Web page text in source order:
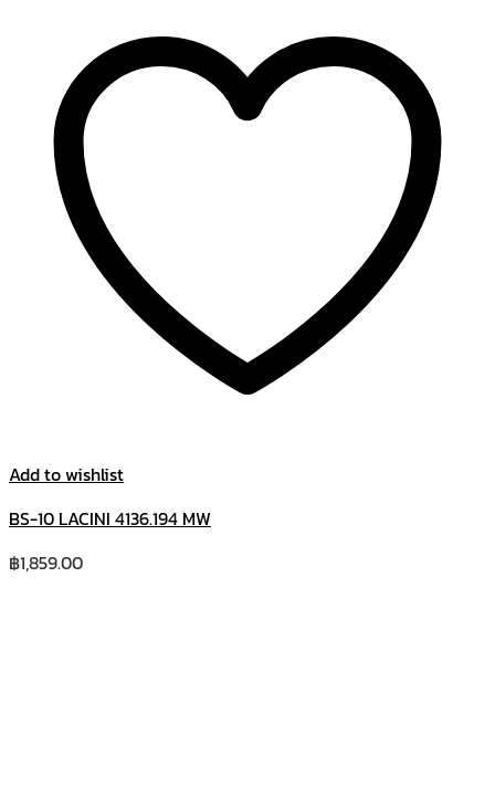
Add to wishlist
BS-10 LACINI 4136.194 MW
฿1,859.00